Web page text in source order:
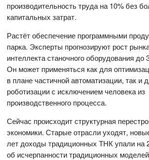
производительность труда на 10% без
капитальных затрат.
Растёт обеспечение программными
парка. Эксперты прогнозируют рост
интеллекта станочного оборудования
Он может применяться как для
в плане частичной автоматизации, так и
роботизации с исключением человека из
производственного процесса.
Сейчас происходит структурная
экономики. Старые отрасли уходят,
лет доходы традиционных ТНК упали на
об исчерпанности традиционных